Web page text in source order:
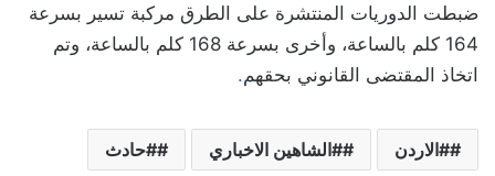
ضبطت الدوريات المنتشرة على الطرق مركبة تسير بسرعة
164 كلم بالساعة، وأخرى بسرعة 168 كلم بالساعة، وتم
اتخاذ المقتضى القانوني بحقهم.
#الاردن #الشاهين الاخباري #حادث